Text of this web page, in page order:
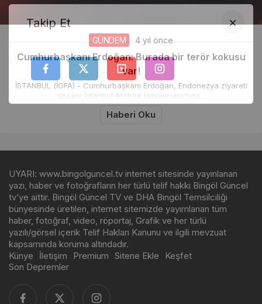
GÜNDEM 4 yıl önce
Cumhurbaşkanı Erdoğan: Burada bir terör kokusu
var!
İSTANBUL (İGFA) - Cumhurbaşkanı Erdoğan, Endonezya ziyareti
öncesi İstanbul Atatürk Havalimanı'nda...
Haberi Oku
UYARI: www.bingolguncel.tv internet sitesinde yayınlanan
yazı, haber ve fotoğrafların her türlü telif hakkı Bingöl Güncel
tv’ye aittir. Bingöl Güncel TV ve DHA Bingöl Temsilciliği
bünyesinde üretilen, internet sitemizde yayımlanan tüm
haber, fotoğraf, video, röportaj, Grafik ve her türlü
yazılı/görsel içerik Telif Hakları Kanunu ve ilgili mevzuat
kapsamında koruma altındadır.
Künye
İletişim Premium Sitene Ekle
Keşfet
Son Depremler
Takip Et